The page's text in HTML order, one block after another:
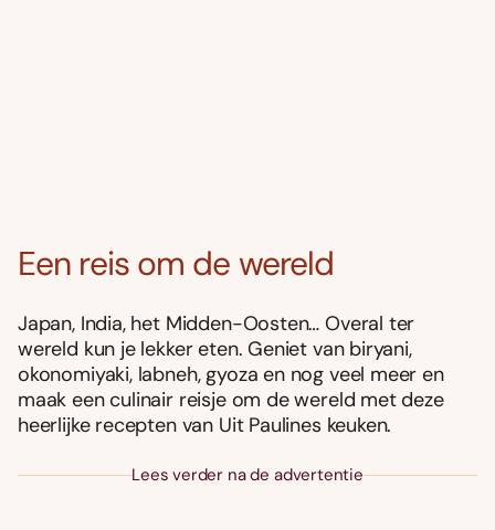
Een reis om de wereld
Japan, India, het Midden-Oosten… Overal ter
wereld kun je lekker eten. Geniet van biryani,
okonomiyaki, labneh, gyoza en nog veel meer en
maak een culinair reisje om de wereld met deze
heerlijke recepten van Uit Paulines keuken.
Lees verder na de advertentie